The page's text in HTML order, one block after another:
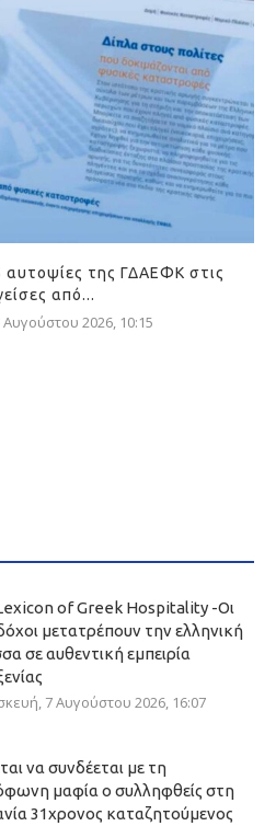
της ΓΔΑΕΦΚ στις
από...
2026, 10:15
of Greek Hospitality -Οι
μετατρέπουν την ελληνική
σε αυθεντική εμπειρία
7 Αυγούστου 2026, 16:07
να συνδέεται με τη
μαφία ο συλληφθείς στη
31χρονος καταζητούμενος